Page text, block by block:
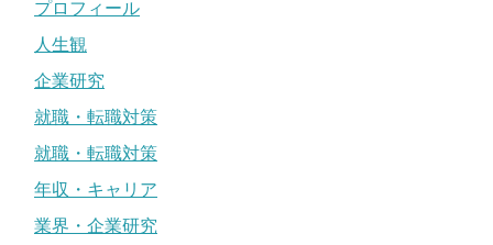
プロフィール
人生観
企業研究
就職・転職対策
就職・転職対策
年収・キャリア
業界・企業研究